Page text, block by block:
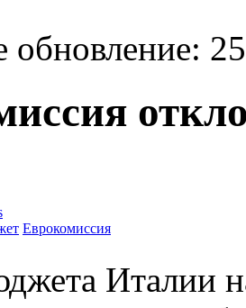
обновление:
Еврокомиссия
Италии